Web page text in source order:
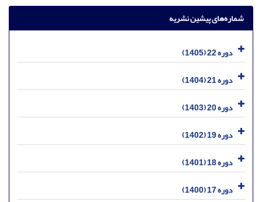
شماره‌های پیشین نشریه
دوره 22 (1405)
دوره 21 (1404)
دوره 20 (1403)
دوره 19 (1402)
دوره 18 (1401)
دوره 17 (1400)